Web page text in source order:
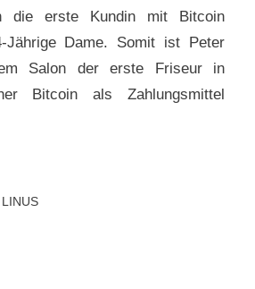
die erste Kundin mit Bitcoin
Jährige Dame. Somit ist Peter
Salon der erste Friseur in
Bitcoin als Zahlungsmittel
LINUS